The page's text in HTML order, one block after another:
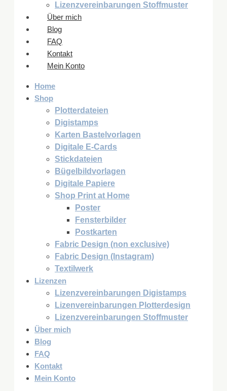
Lizenzvereinbarungen Stoffmuster
Über mich
Blog
FAQ
Kontakt
Mein Konto
Home
Shop
Plotterdateien
Digistamps
Karten Bastelvorlagen
Digitale E-Cards
Stickdateien
Bügelbildvorlagen
Digitale Papiere
Shop Print at Home
Poster
Fensterbilder
Postkarten
Fabric Design (non exclusive)
Fabric Design (Instagram)
Textilwerk
Lizenzen
Lizenzvereinbarungen Digistamps
Lizenvereinbarungen Plotterdesign
Lizenzvereinbarungen Stoffmuster
Über mich
Blog
FAQ
Kontakt
Mein Konto